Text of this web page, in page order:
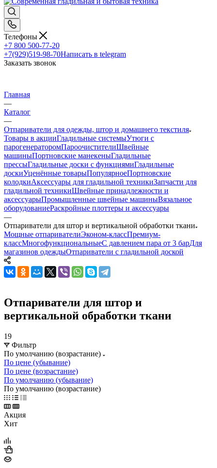
Телефоны
+7 800 500-77-20
+7(929)519-98-70Написать в telegram
Заказать звонок
Главная
—
Каталог
—
Отпариватели для одежды, штор и домашнего текстиля
Товары в акцииГладильные системыУтюги с
парогенераторомПароочистителиШвейные
машиныПортновские манекеныГладильные
прессыГладильные доски с функциямиГладильные
доскиУценённые товарыПопулярноеПортновские
колодкиАксессуары для гладильной техникиЗапчасти для
гладильной техникиШвейные принадлежности и
аксессуарыПромышленные швейные машиныВязальное
оборудованиеРаскройные плоттеры и аксессуары
—
Отпариватели для штор и вертикальной обработки ткани
Мощные отпаривателиЭконом-классПремиум-
классМногофункциональныеС давлением пара от 3 барДля
магазинов одеждыОтпариватели с гладильной доской
Отпариватели для штор и
вертикальной обработки ткани
19
Фильтр
По умолчанию (возрастание)
По цене (убывание)
По цене (возрастание)
По умолчанию (убывание)
По умолчанию (возрастание)
Акция
Хит